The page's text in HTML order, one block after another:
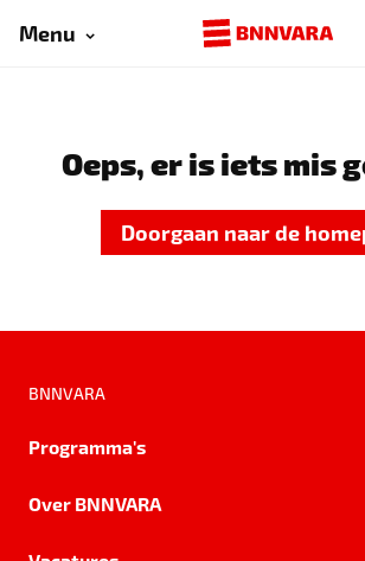
Menu
Oeps, er is iets mis
Doorgaan naar de
BNNVARA
Programma's
Over BNNVARA